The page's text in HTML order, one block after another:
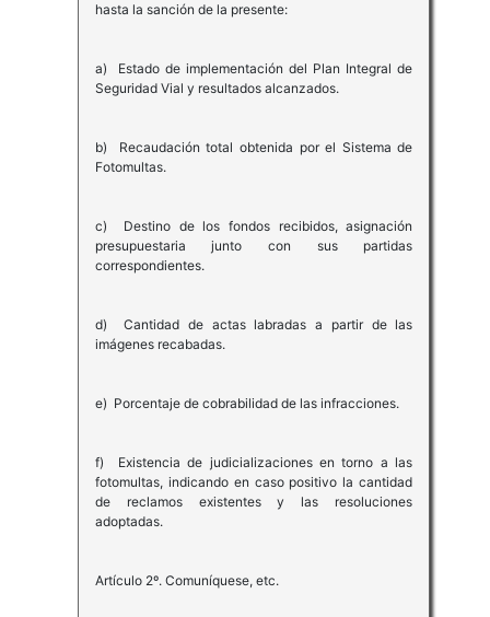
hasta la sanción de la presente:
a) Estado de implementación del Plan Integral de
Seguridad Vial y resultados alcanzados.
b) Recaudación total obtenida por el Sistema de
Fotomultas.
c) Destino de los fondos recibidos, asignación
presupuestaria junto con sus partidas
correspondientes.
d) Cantidad de actas labradas a partir de las
imágenes recabadas.
e) Porcentaje de cobrabilidad de las infracciones.
f) Existencia de judicializaciones en torno a las
fotomultas, indicando en caso positivo la cantidad
de reclamos existentes y las resoluciones
adoptadas.
Artículo 2º. Comuníquese, etc.